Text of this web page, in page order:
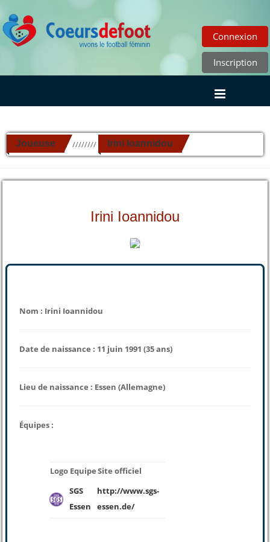
Connexion
Inscription
Joueuse ////////// Irini Ioannidou
Irini Ioannidou
Nom : Irini Ioannidou
Date de naissance : 11 juin 1991 (35 ans)
Lieu de naissance : Essen (Allemagne)
Équipes :
Logo EquipeSite officiel
SGS
Essen
http://www.sgs-
essen.de/